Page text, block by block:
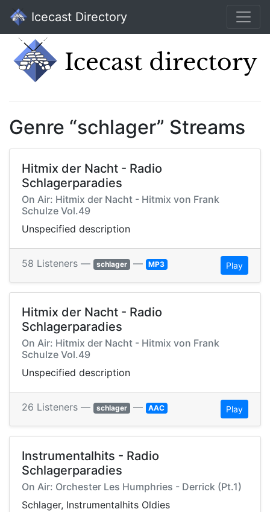
Icecast Directory
Genre “schlager” Streams
Hitmix der Nacht - Radio
Schlagerparadies
On Air: Hitmix der Nacht - Hitmix von Frank
Schulze Vol.49
Unspecified description
58 Listeners — schlager — MP3 Play
Hitmix der Nacht - Radio
Schlagerparadies
On Air: Hitmix der Nacht - Hitmix von Frank
Schulze Vol.49
Unspecified description
26 Listeners — schlager — AAC Play
Instrumentalhits - Radio
Schlagerparadies
On Air: Orchester Les Humphries - Derrick (Pt.1)
Schlager, Instrumentalhits Oldies